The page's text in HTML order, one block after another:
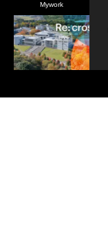
Mywork